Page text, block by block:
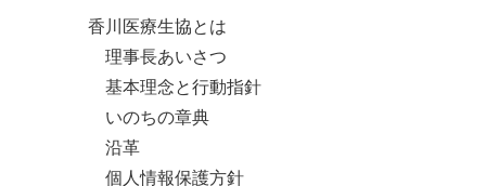
香川医療生協とは
理事長あいさつ
基本理念と行動指針
いのちの章典
沿革
個人情報保護方針